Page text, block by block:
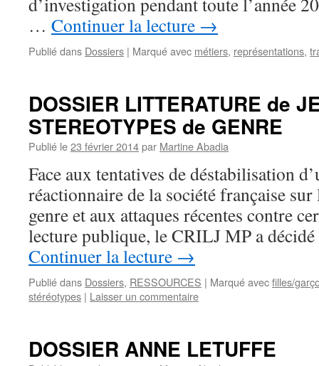
… Continuer la lecture →
Publié dans Dossiers | Marqué avec métiers, représentations,
DOSSIER LITTERATURE de
STEREOTYPES de GENRE
Publié le23 février 2014par Martine Abadia
Face aux tentatives de déstabilisation
réactionnaire de la société française
genre et aux attaques récentes contre
lecture publique, le CRILJ MP a
Continuer la lecture →
Publié dans Dossiers, RESSOURCES | Marqué avecfilles/
stéréotypes | Laisser un commentaire
DOSSIER ANNE LETUFFE